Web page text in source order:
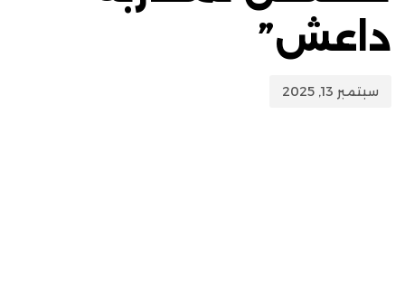
داعش”
سبتمبر 13, 2025